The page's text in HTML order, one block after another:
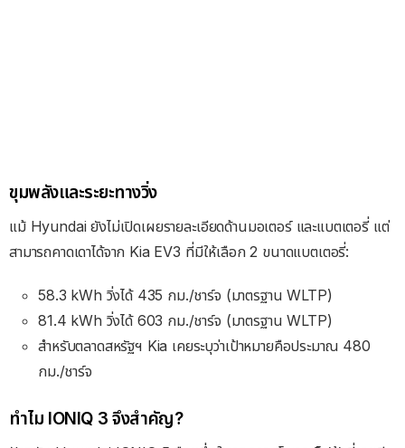
ขุมพลังและระยะทางวิ่ง
แม้ Hyundai ยังไม่เปิดเผยรายละเอียดด้านมอเตอร์ และแบตเตอรี่ แต่
สามารถคาดเดาได้จาก Kia EV3 ที่มีให้เลือก 2 ขนาดแบตเตอรี่:
58.3 kWh วิ่งได้ 435 กม./ชาร์จ (มาตรฐาน WLTP)
81.4 kWh วิ่งได้ 603 กม./ชาร์จ (มาตรฐาน WLTP)
สำหรับตลาดสหรัฐฯ Kia เคยระบุว่าเป้าหมายคือประมาณ 480
กม./ชาร์จ
ทำไม IONIQ 3 จึงสำคัญ?